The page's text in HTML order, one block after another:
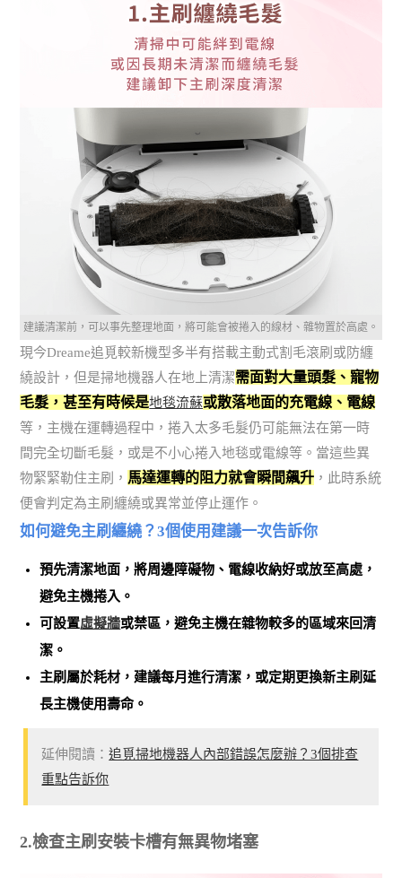
建議清潔前，可以事先整理地面，將可能會被捲入的線材、雜物置於高處。
現今Dreame追覓較新機型多半有搭載主動式割毛滾刷或防纏
繞設計，但是掃地機器人在地上清潔需面對大量頭髮、寵物
毛髮，甚至有時候是地毯流蘇或散落地面的充電線、電線
等，主機在運轉過程中，捲入太多毛髮仍可能無法在第一時
間完全切斷毛髮，或是不小心捲入地毯或電線等。當這些異
物緊緊勒住主刷， 馬達運轉的阻力就會瞬間飆升 ，此時系統
便會判定為主刷纏繞或異常並停止運作。
如何避免主刷纏繞？3個使用建議一次告訴你
預先清潔地面，將周邊障礙物、電線收納好或放至高處，
避免主機捲入。
可設置虛擬牆或禁區，避免主機在雜物較多的區域來回清
潔。
主刷屬於耗材，建議每月進行清潔，或定期更換新主刷延
長主機使用壽命。
延伸閱讀：追覓掃地機器人內部錯誤怎麼辦？3個排查
重點告訴你
2.檢查主刷安裝卡槽有無異物堵塞